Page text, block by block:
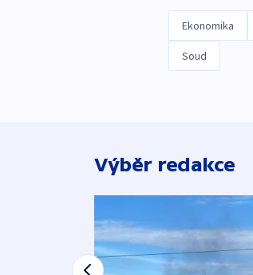
Ekonomika
Soud
Výběr redakce